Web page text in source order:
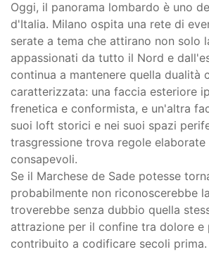
Oggi, il panorama lombardo è uno
d'Italia. Milano ospita una rete di
serate a tema che attirano non solo
appassionati da tutto il Nord e
continua a mantenere quella dualità
caratterizzata: una faccia esteriore
frenetica e conformista, e un'altra
suoi loft storici e nei suoi spazi
trasgressione trova regole elaborate
consapevoli.
Se il Marchese de Sade potesse
probabilmente non riconoscerebbe
troverebbe senza dubbio quella
attrazione per il confine tra dolore e
contribuito a codificare secoli prima.